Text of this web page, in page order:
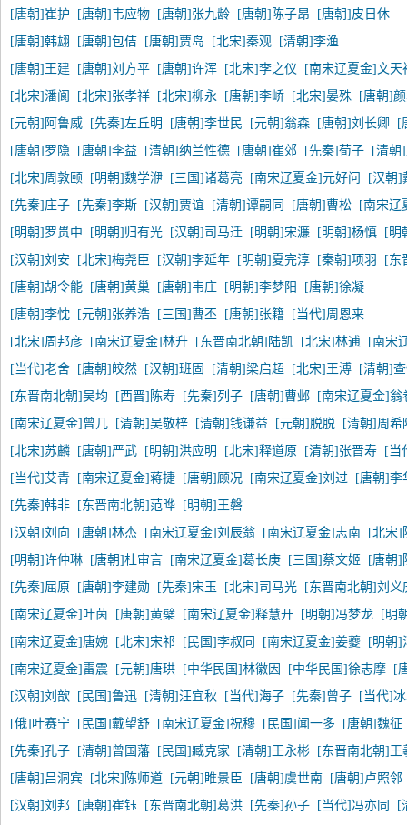
[唐朝]崔护
[唐朝]韦应物 [唐朝]张九龄 [唐朝]陈子昂
[唐朝]皮日休
[唐朝]韩翃
[唐朝]包佶 [唐朝]贾岛 [北宋]秦观
[清朝]李渔
[唐朝]王建
[唐朝]刘方平 [唐朝]许浑 [北宋]李之仪
[南宋辽夏金]文天
[北宋]潘阆
[北宋]张孝祥 [北宋]柳永 [唐朝]李峤 [北宋]晏殊
[唐朝]
[元朝]阿鲁威
[先秦]左丘明 [唐朝]李世民 [元朝]翁森 [唐朝]刘长卿
[
[唐朝]罗隐
[唐朝]李益 [清朝]纳兰性德 [唐朝]崔郊 [先秦]荀子
[清朝
[北宋]周敦颐
[明朝]魏学洢 [三国]诸葛亮 [南宋辽夏金]元好问
[汉朝]
[先秦]庄子
[先秦]李斯 [汉朝]贾谊 [清朝]谭嗣同 [唐朝]曹松
[南宋辽
[明朝]罗贯中
[明朝]归有光 [汉朝]司马迁 [明朝]宋濂 [明朝]杨慎
[明
[汉朝]刘安
[北宋]梅尧臣 [汉朝]李延年 [明朝]夏完淳 [秦朝]项羽
[东
[唐朝]胡令能
[唐朝]黄巢 [唐朝]韦庄 [明朝]李梦阳
[唐朝]徐凝
[唐朝]李忱
[元朝]张养浩 [三国]曹丕 [唐朝]张籍
[当代]周恩来
[北宋]周邦彦
[南宋辽夏金]林升 [东晋南北朝]陆凯 [北宋]林逋
[南宋
[当代]老舍
[唐朝]皎然 [汉朝]班固 [清朝]梁启超 [北宋]王溥
[清朝]
[东晋南北朝]吴均
[西晋]陈寿 [先秦]列子 [唐朝]曹邺
[南宋辽夏金]翁
[南宋辽夏金]曾几
[清朝]吴敬梓 [清朝]钱谦益 [元朝]脱脱
[清朝]周希
[北宋]苏麟
[唐朝]严武 [明朝]洪应明 [北宋]释道原 [清朝]张晋寿
[当
[当代]艾青
[南宋辽夏金]蒋捷 [唐朝]顾况 [南宋辽夏金]刘过
[唐朝]李
[先秦]韩非
[东晋南北朝]范晔
[明朝]王磐
[汉朝]刘向
[唐朝]林杰 [南宋辽夏金]刘辰翁 [南宋辽夏金]志南
[北宋]
[明朝]许仲琳
[唐朝]杜审言 [南宋辽夏金]葛长庚 [三国]蔡文姬
[唐朝]
[先秦]屈原
[唐朝]李建勋 [先秦]宋玉 [北宋]司马光
[东晋南北朝]刘义
[南宋辽夏金]叶茵
[唐朝]黄檗 [南宋辽夏金]释慧开 [明朝]冯梦龙
[明
[南宋辽夏金]唐婉
[北宋]宋祁 [民国]李叔同 [南宋辽夏金]姜夔
[明朝]
[南宋辽夏金]雷震
[元朝]唐珙 [中华民国]林徽因 [中华民国]徐志摩
[
[汉朝]刘歆
[民国]鲁迅 [清朝]汪宜秋 [当代]海子 [先秦]曾子
[当代]
[俄]叶赛宁
[民国]戴望舒 [南宋辽夏金]祝穆 [民国]闻一多
[唐朝]魏征
[先秦]孔子
[清朝]曾国藩 [民国]臧克家 [清朝]王永彬
[东晋南北朝]王
[唐朝]吕洞宾
[北宋]陈师道 [元朝]睢景臣 [唐朝]虞世南
[唐朝]卢照邻
[汉朝]刘邦
[唐朝]崔钰 [东晋南北朝]葛洪 [先秦]孙子 [当代]冯亦同
[